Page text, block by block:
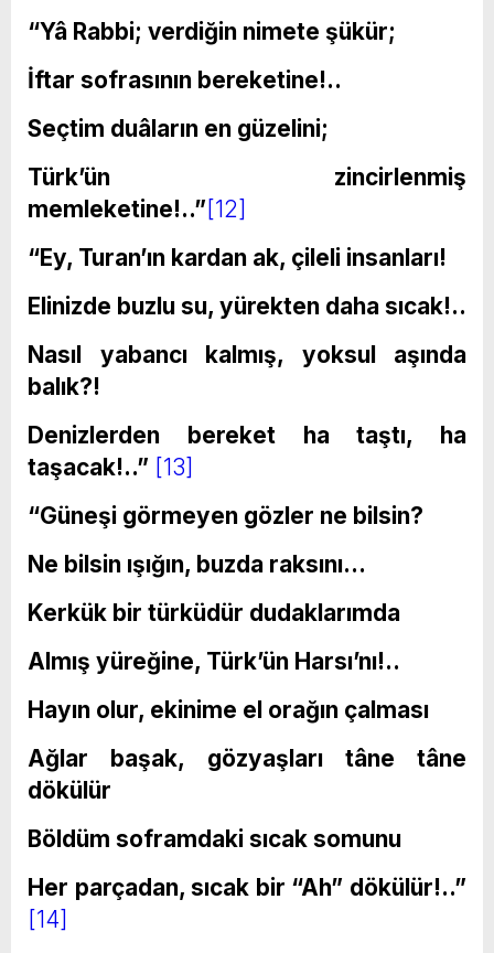
“Yâ Rabbi; verdiğin nimete şükür;
İftar sofrasının bereketine!..
Seçtim duâların en güzelini;
Türk’ün zincirlenmiş
memleketine!..” [12]
“Ey, Turan’ın kardan ak, çileli insanları!
Elinizde buzlu su, yürekten daha sıcak!..
Nasıl yabancı kalmış, yoksul aşında
balık?!
Denizlerden bereket ha taştı, ha
taşacak!..” [13]
“Güneşi görmeyen gözler ne bilsin?
Ne bilsin ışığın, buzda raksını…
Kerkük bir türküdür dudaklarımda
Almış yüreğine, Türk’ün Harsı’nı!..
Hayın olur, ekinime el orağın çalması
Ağlar başak, gözyaşları tâne tâne
dökülür
Böldüm soframdaki sıcak somunu
Her parçadan, sıcak bir “Ah” dökülür!..”
[14]